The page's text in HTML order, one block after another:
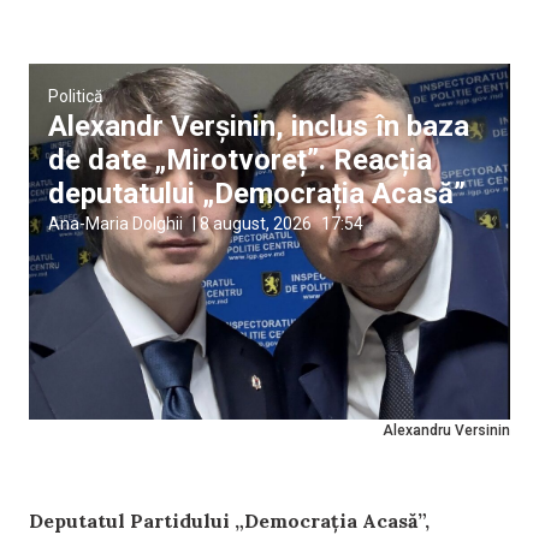
Alexandru Versinin
Politică
Alexandr Verșinin, inclus în baza
de date „Mirotvoreț”. Reacția
deputatului „Democrația Acasă”
Ana-Maria Dolghii |8 august, 2026 17:54
Deputatul Partidului „Democrația Acasă”,